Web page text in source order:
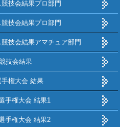
技会結果プロ部門
技会結果プロ部門
技会結果アマチュア部門
技会結果
権大会 結果
手権大会 結果1
手権大会 結果2